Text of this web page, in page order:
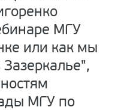
МГУ
или как мы
МГУ по